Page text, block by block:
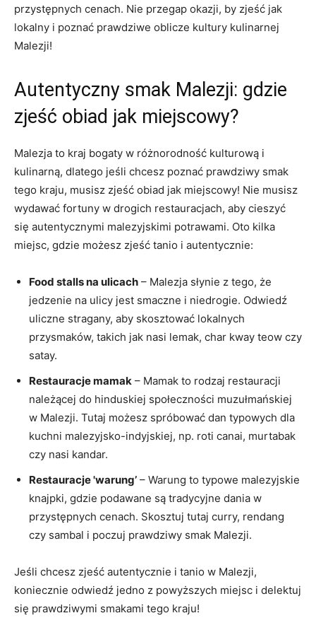
przystępnych cenach. Nie przegap okazji, by zjeść jak
lokalny i poznać prawdziwe oblicze kultury kulinarnej
Malezji!
Autentyczny smak Malezji: gdzie
zjeść obiad jak miejscowy?
Malezja to kraj bogaty w różnorodność kulturową i
kulinarną, dlatego jeśli chcesz poznać prawdziwy smak
tego kraju, musisz zjeść obiad jak miejscowy! Nie musisz
wydawać fortuny w drogich restauracjach, aby cieszyć
się autentycznymi malezyjskimi potrawami. Oto kilka
miejsc, gdzie możesz zjeść tanio i autentycznie:
Food stalls na ulicach – Malezja słynie z tego, że
jedzenie na ulicy jest smaczne i niedrogie. Odwiedź
uliczne stragany, aby skosztować lokalnych
przysmaków, takich jak nasi lemak, char kway teow czy
satay.
Restauracje mamak – Mamak to rodzaj restauracji
należącej do hinduskiej społeczności muzułmańskiej
w Malezji. Tutaj możesz spróbować dan typowych dla
kuchni malezyjsko-indyjskiej, np. roti canai, murtabak
czy nasi kandar.
Restauracje 'warung’ – Warung to typowe malezyjskie
knajpki, gdzie podawane są tradycyjne dania w
przystępnych cenach. Skosztuj tutaj curry, rendang
czy sambal i poczuj prawdziwy smak Malezji.
Jeśli chcesz zjeść autentycznie i tanio w Malezji,
koniecznie odwiedź jedno z powyższych miejsc i delektuj
się prawdziwymi smakami tego kraju!